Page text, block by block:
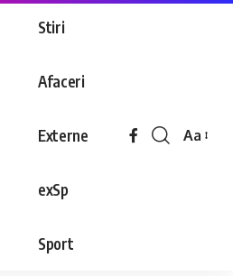
Stiri
Afaceri
Externe
exSp
Sport
Aa